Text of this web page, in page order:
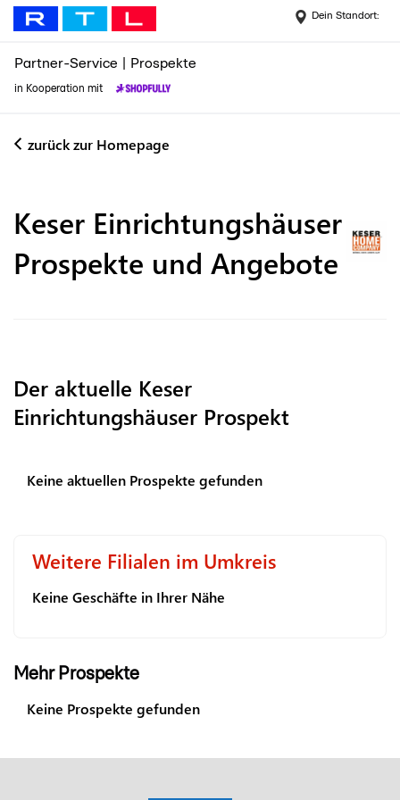
Dein Standort:
Partner-Service Prospekte
in Kooperation mit
zurück zur Homepage
Weitere Filialen im Umkreis
Keine Geschäfte in Ihrer Nähe
Keser Einrichtungshäuser
Prospekte und Angebote
Der aktuelle Keser
Einrichtungshäuser Prospekt
Keine aktuellen Prospekte gefunden
Mehr Prospekte
Keine Prospekte gefunden